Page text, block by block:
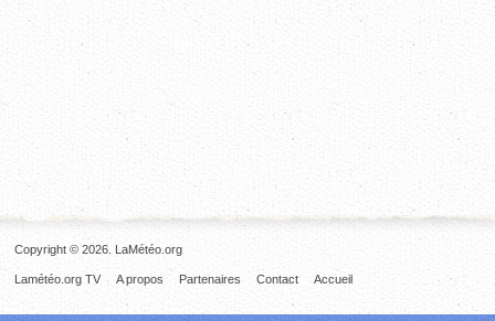
Copyright © 2026. LaMétéo.org
Accueil
Contact
Partenaires
A propos
Lamétéo.org TV